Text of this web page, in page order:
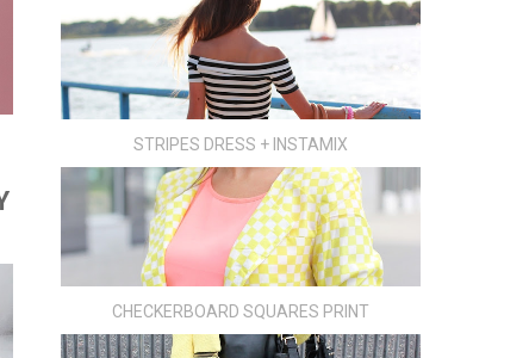
STRIPES DRESS + INSTAMIX
CHECKERBOARD SQUARES PRINT